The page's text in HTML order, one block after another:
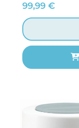
99,99 €